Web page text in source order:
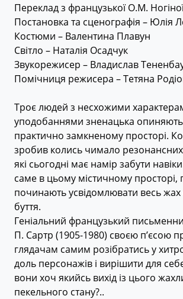
Переклад з французької О.М.
Постановка та сценографія – Юлія
Костюми – Валентина Плавун
Світло – Наталія Осадчук
Звукорежисер – Владислав
Помічниця режисера – Тетяна
Троє людей з несхожими
уподобаннями зненацька
практично замкненому просторі.
зробив колись чимало
які сьогодні має намір забути
саме в цьому містичному просторі,
починають усвідомлювати весь
буття.
Геніальний французький
П. Сартр (1905-1980) своєю п’єсою
глядачам самим розібратись у
доль персонажів і вирішити для
вони хоч якийсь вихід із цього
пекельного стану?..